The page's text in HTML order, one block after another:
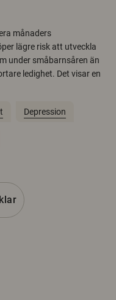
månaders
lägre risk att utveckla
under småbarnsåren än
ledighet. Det visar en
Depression